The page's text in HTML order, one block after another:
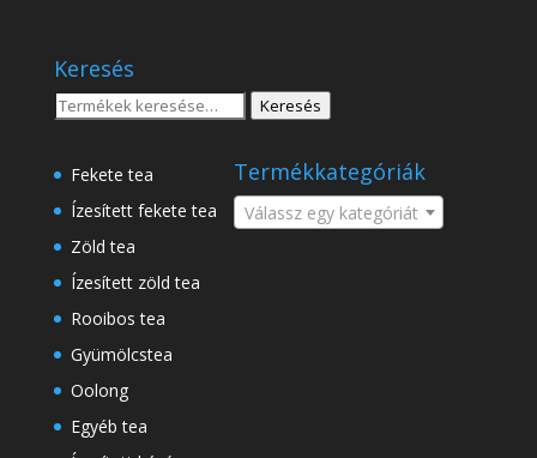
8
.500 Ft
Keresés
Keresés
Keresés
Fekete tea
Ízesített fekete tea
Zöld tea
Ízesített zöld tea
Rooibos tea
Gyümölcstea
Oolong
Egyéb tea
Termékkategóriák
Válassz egy kategóriát